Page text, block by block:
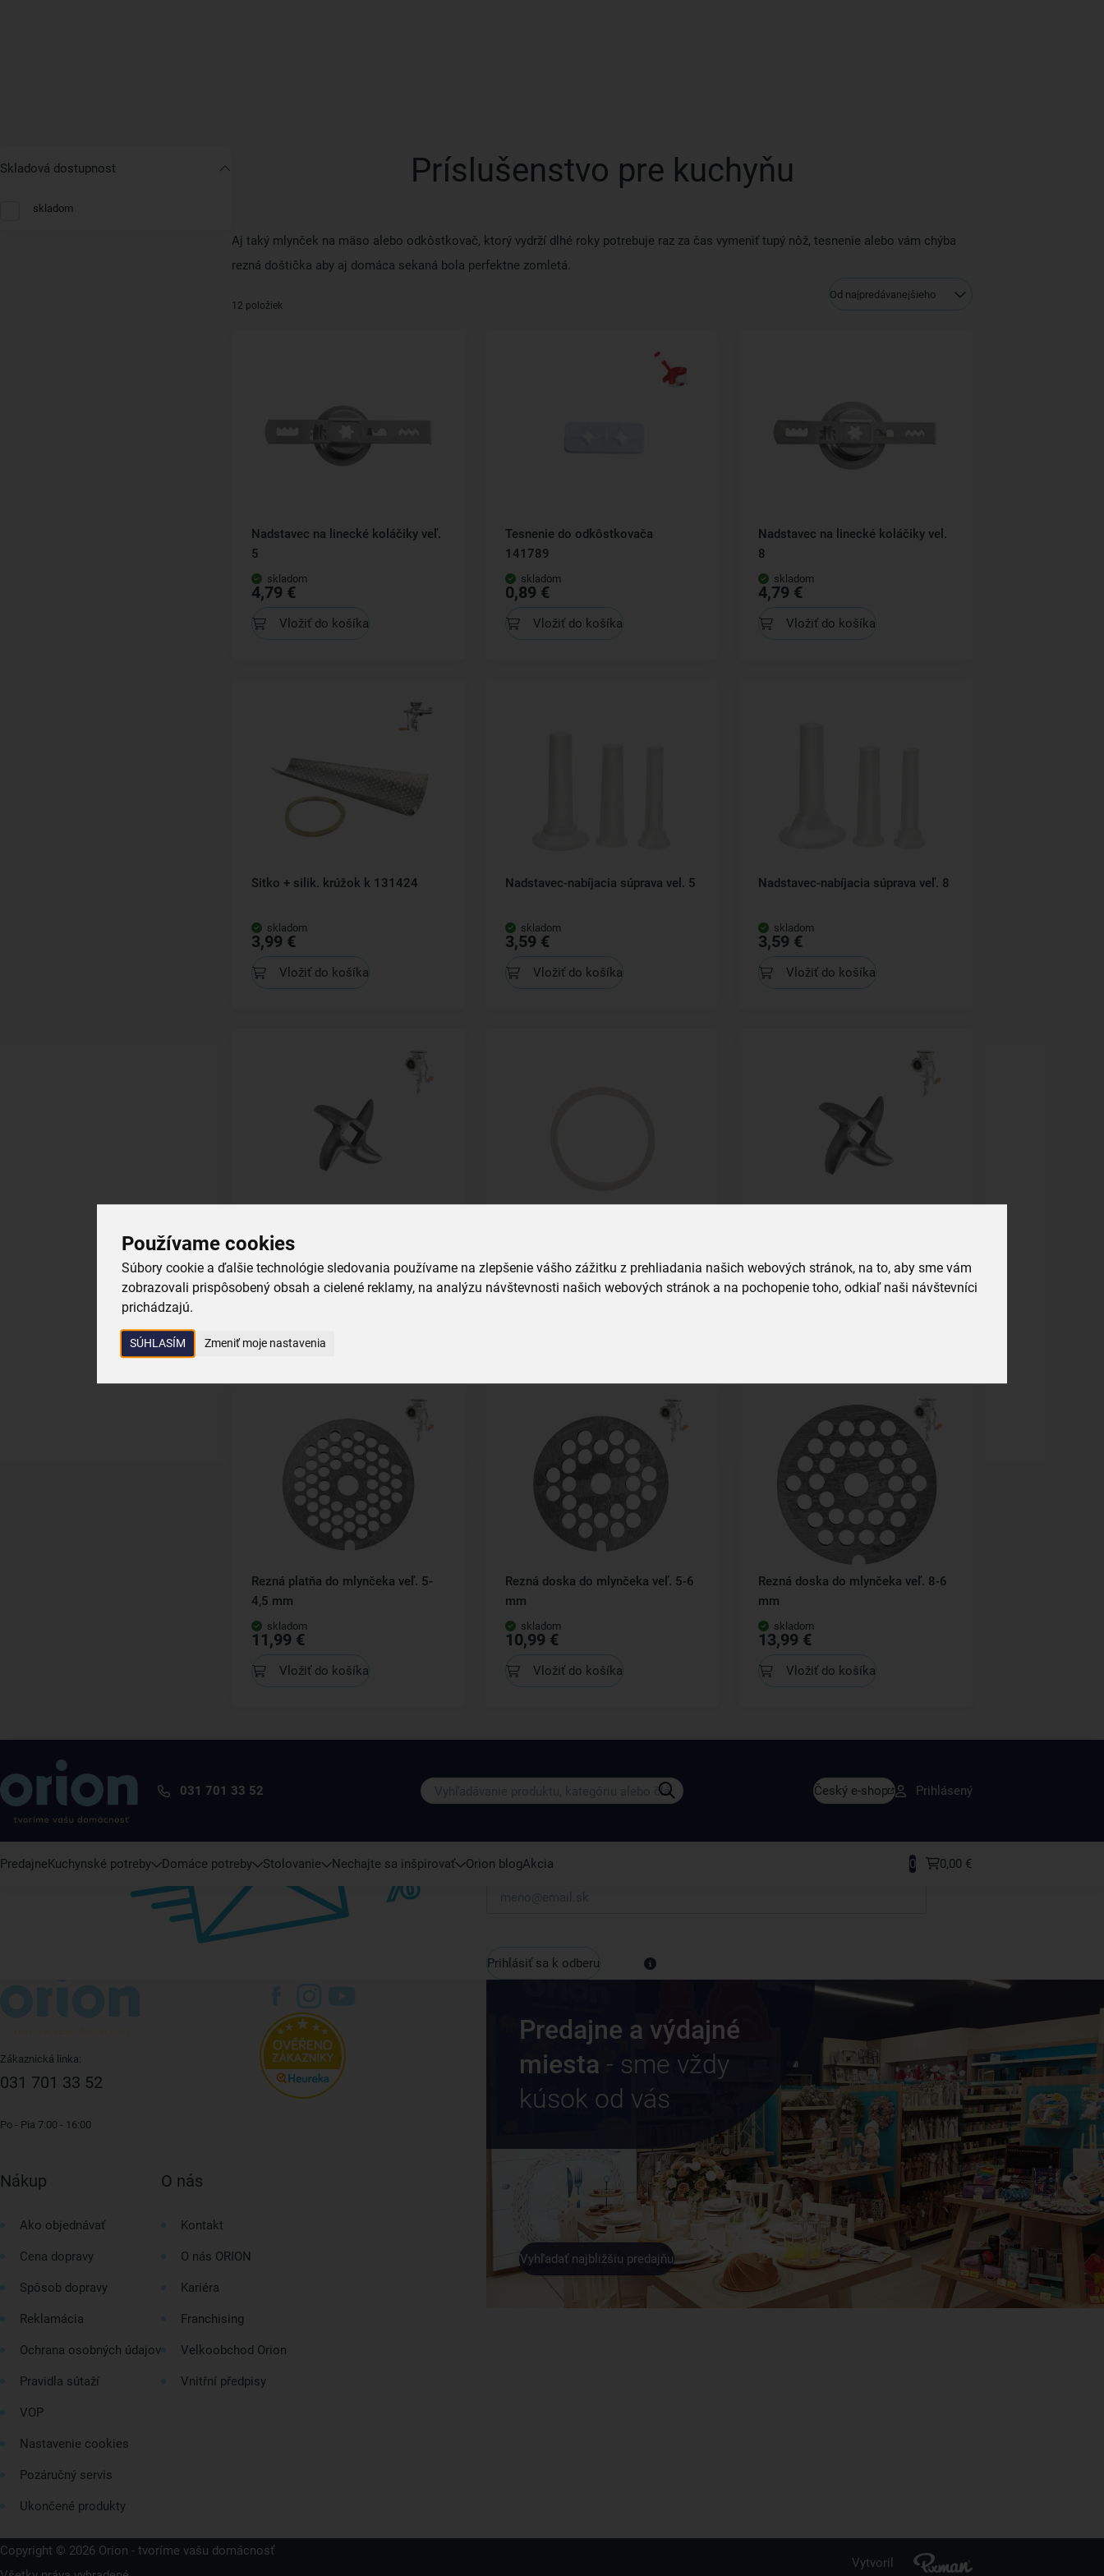
Používame cookies
Súbory cookie a ďalšie technológie sledovania používame na zlepšenie vášho zážitku z prehliadania našich webových stránok, na to, aby sme vám
zobrazovali prispôsobený obsah a cielené reklamy, na analýzu návštevnosti našich webových stránok a na pochopenie toho, odkiaľ naši návštevníci
prichádzajú.
SÚHLASÍM Zmeniť moje nastavenia
Skladová dostupnost
skladom
Príslušenstvo pre kuchyňu
Aj taký mlynček na mäso alebo odkôstkovač, ktorý vydrží dlhé roky potrebuje raz za čas vymeniť tupý nôž, tesnenie alebo vám chýba
rezná doštička aby aj domáca sekaná bola perfektne zomletá.
Od najpredávanejšieho
12 položiek
Nadstavec na linecké koláčiky veľ.
5
skladom
4,79 €
Vložiť do košíka
Tesnenie do odkôstkovača
141789
skladom
0,89 €
Vložiť do košíka
Nadstavec na linecké koláčiky vel.
8
skladom
4,79 €
Vložiť do košíka
Sitko + silik. krúžok k 131424
skladom
3,99 €
Vložiť do košíka
Nadstavec-nabíjacia súprava vel. 5
skladom
3,59 €
Vložiť do košíka
Nadstavec-nabíjacia súprava veľ. 8
skladom
3,59 €
Vložiť do košíka
Nôž do mlynčeka na mäso vel. 5
7,59 € 0,99 €
skladom
7,99 €
Rezná platňa do mlynčeka veľ. 5-
4,5 mm
skladom
11,99 €
Vložiť do košíka
Rezná doska do mlynčeka veľ. 5-6
mm
skladom
10,99 €
Vložiť do košíka
Rezná doska do mlynčeka veľ. 8-6
mm
skladom
13,99 €
Vložiť do košíka
031 701 33 52 Český e-shop Prihlásený
PredajneKuchynské potreby Domáce potreby Stolovanie Nechajte sa inšpirovať Orion blogAkcia 0 0,00 €
Prihláste sa k odberu nášho newslettera.
Váš e-mail
Prihlásiť sa k odberu
Predajne a výdajné
miesta - sme vždy
kúsok od vás
Vyhľadať najbližšiu predajňu
Zákaznická linka:
031 701 33 52
Po - Pia 7:00 - 16:00
Nákup
Ako objednávať
Cena dopravy
Spôsob dopravy
Reklamácia
Ochrana osobných údajov
Pravidla sútaží
VOP
Nastavenie cookies
Pozáručný servis
Ukončené produkty
O nás
Kontakt
O nás ORION
Kariéra
Franchising
Velkoobchod Orion
Vnitřní předpisy
Copyright © 2026 Orion - tvoríme vašu domácnosť
Vytvoril